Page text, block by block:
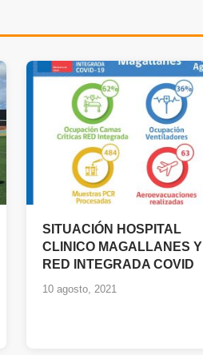
SITUACIÓN HOSPITAL
CLINICO MAGALLANES Y
RED INTEGRADA COVID
10 agosto, 2021